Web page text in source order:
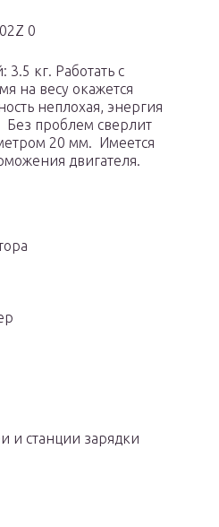
0
кг. Работать с
на весу окажется
неплохая, энергия
Без проблем сверлит
20 мм. Имеется
двигателя.
и станции зарядки